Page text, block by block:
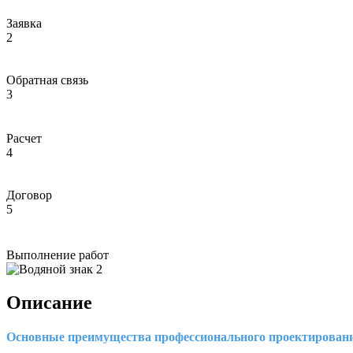
Заявка
2
Обратная связь
3
Расчет
4
Договор
5
Выполнение работ
Описание
Основные преимущества профессионального